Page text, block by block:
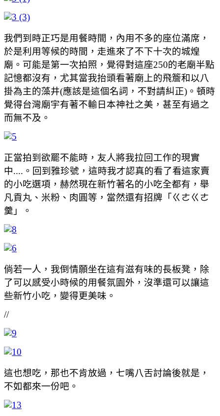
我們到時正巧是用餐時間，內用不多的座位滿席，
於是利用等候的時間，走進來了不下十次的城煌
廟。可能是第一次拍照，覺得對這座250的老廟半點
記憶都沒有，尤其當我抬頭看著廟上的飛簷和以八
掛為主的藻井(應該是這個名詞，不對請糾正)。頓時
覺得台灣廟宇有著不輸日本神社之美，甚至有過之
而無不及。
正當拍到欲罷不能時，友人將我拉回工作的現實
中....。回到雅珍號，這時我才認真的看了看這家賣
的小吃選項，赫然現在新竹著名的小吃全都有，舉
凡貢丸、米粉、肉圓等，當然還有招牌「ㄍㄜㄍㄜ
羹」。
倘若一人，我倒情願坐在這有滋有味的長板凳，除
了可以感受小時候的用餐氛園外，沒準還可以讓這
些新竹小吃，變得更美味。
//
這也想吃，那也不肯放過，七嘴八舌討論後就是，
不如都來一份吧。